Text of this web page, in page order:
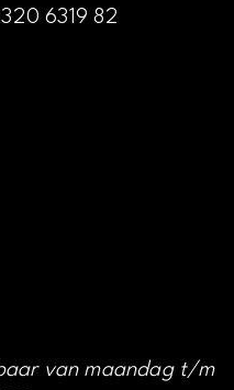
6319 82
van maandag t/m